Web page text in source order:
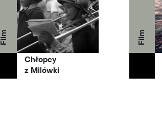
Film
Chłopcy
z Milówki
Film